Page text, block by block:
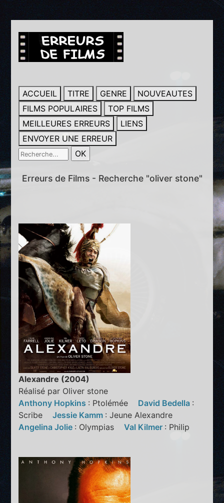
ACCUEIL TITRE GENRE
NOUVEAUTES
FILMS POPULAIRES
TOP FILMS
MEILLEURES ERREURS
LIENS
ENVOYER UNE ERREUR
Erreurs de Films - Recherche "oliver stone"
Alexandre (2004)
Réalisé par Oliver stone
Anthony Hopkins : Ptolémée David Bedella :
ScribeJessie Kamm : Jeune Alexandre
Angelina Jolie : OlympiasVal Kilmer : Philip